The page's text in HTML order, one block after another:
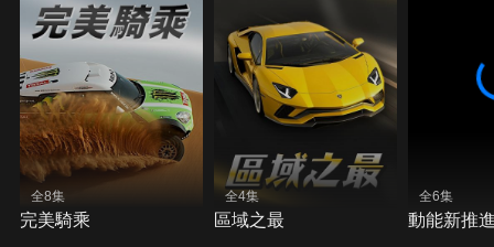
全8集
完美騎乘
全4集
區域之最
全6集
動能新推